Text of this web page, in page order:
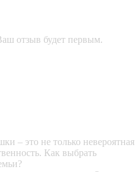
отзыв будет первым.
– это не только невероятная
Как выбрать